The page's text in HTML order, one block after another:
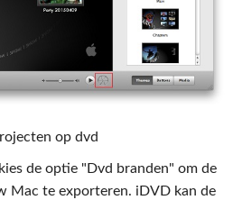
op dvd
de optie "Dvd branden" om de
Mac te exporteren. iDVD kan de